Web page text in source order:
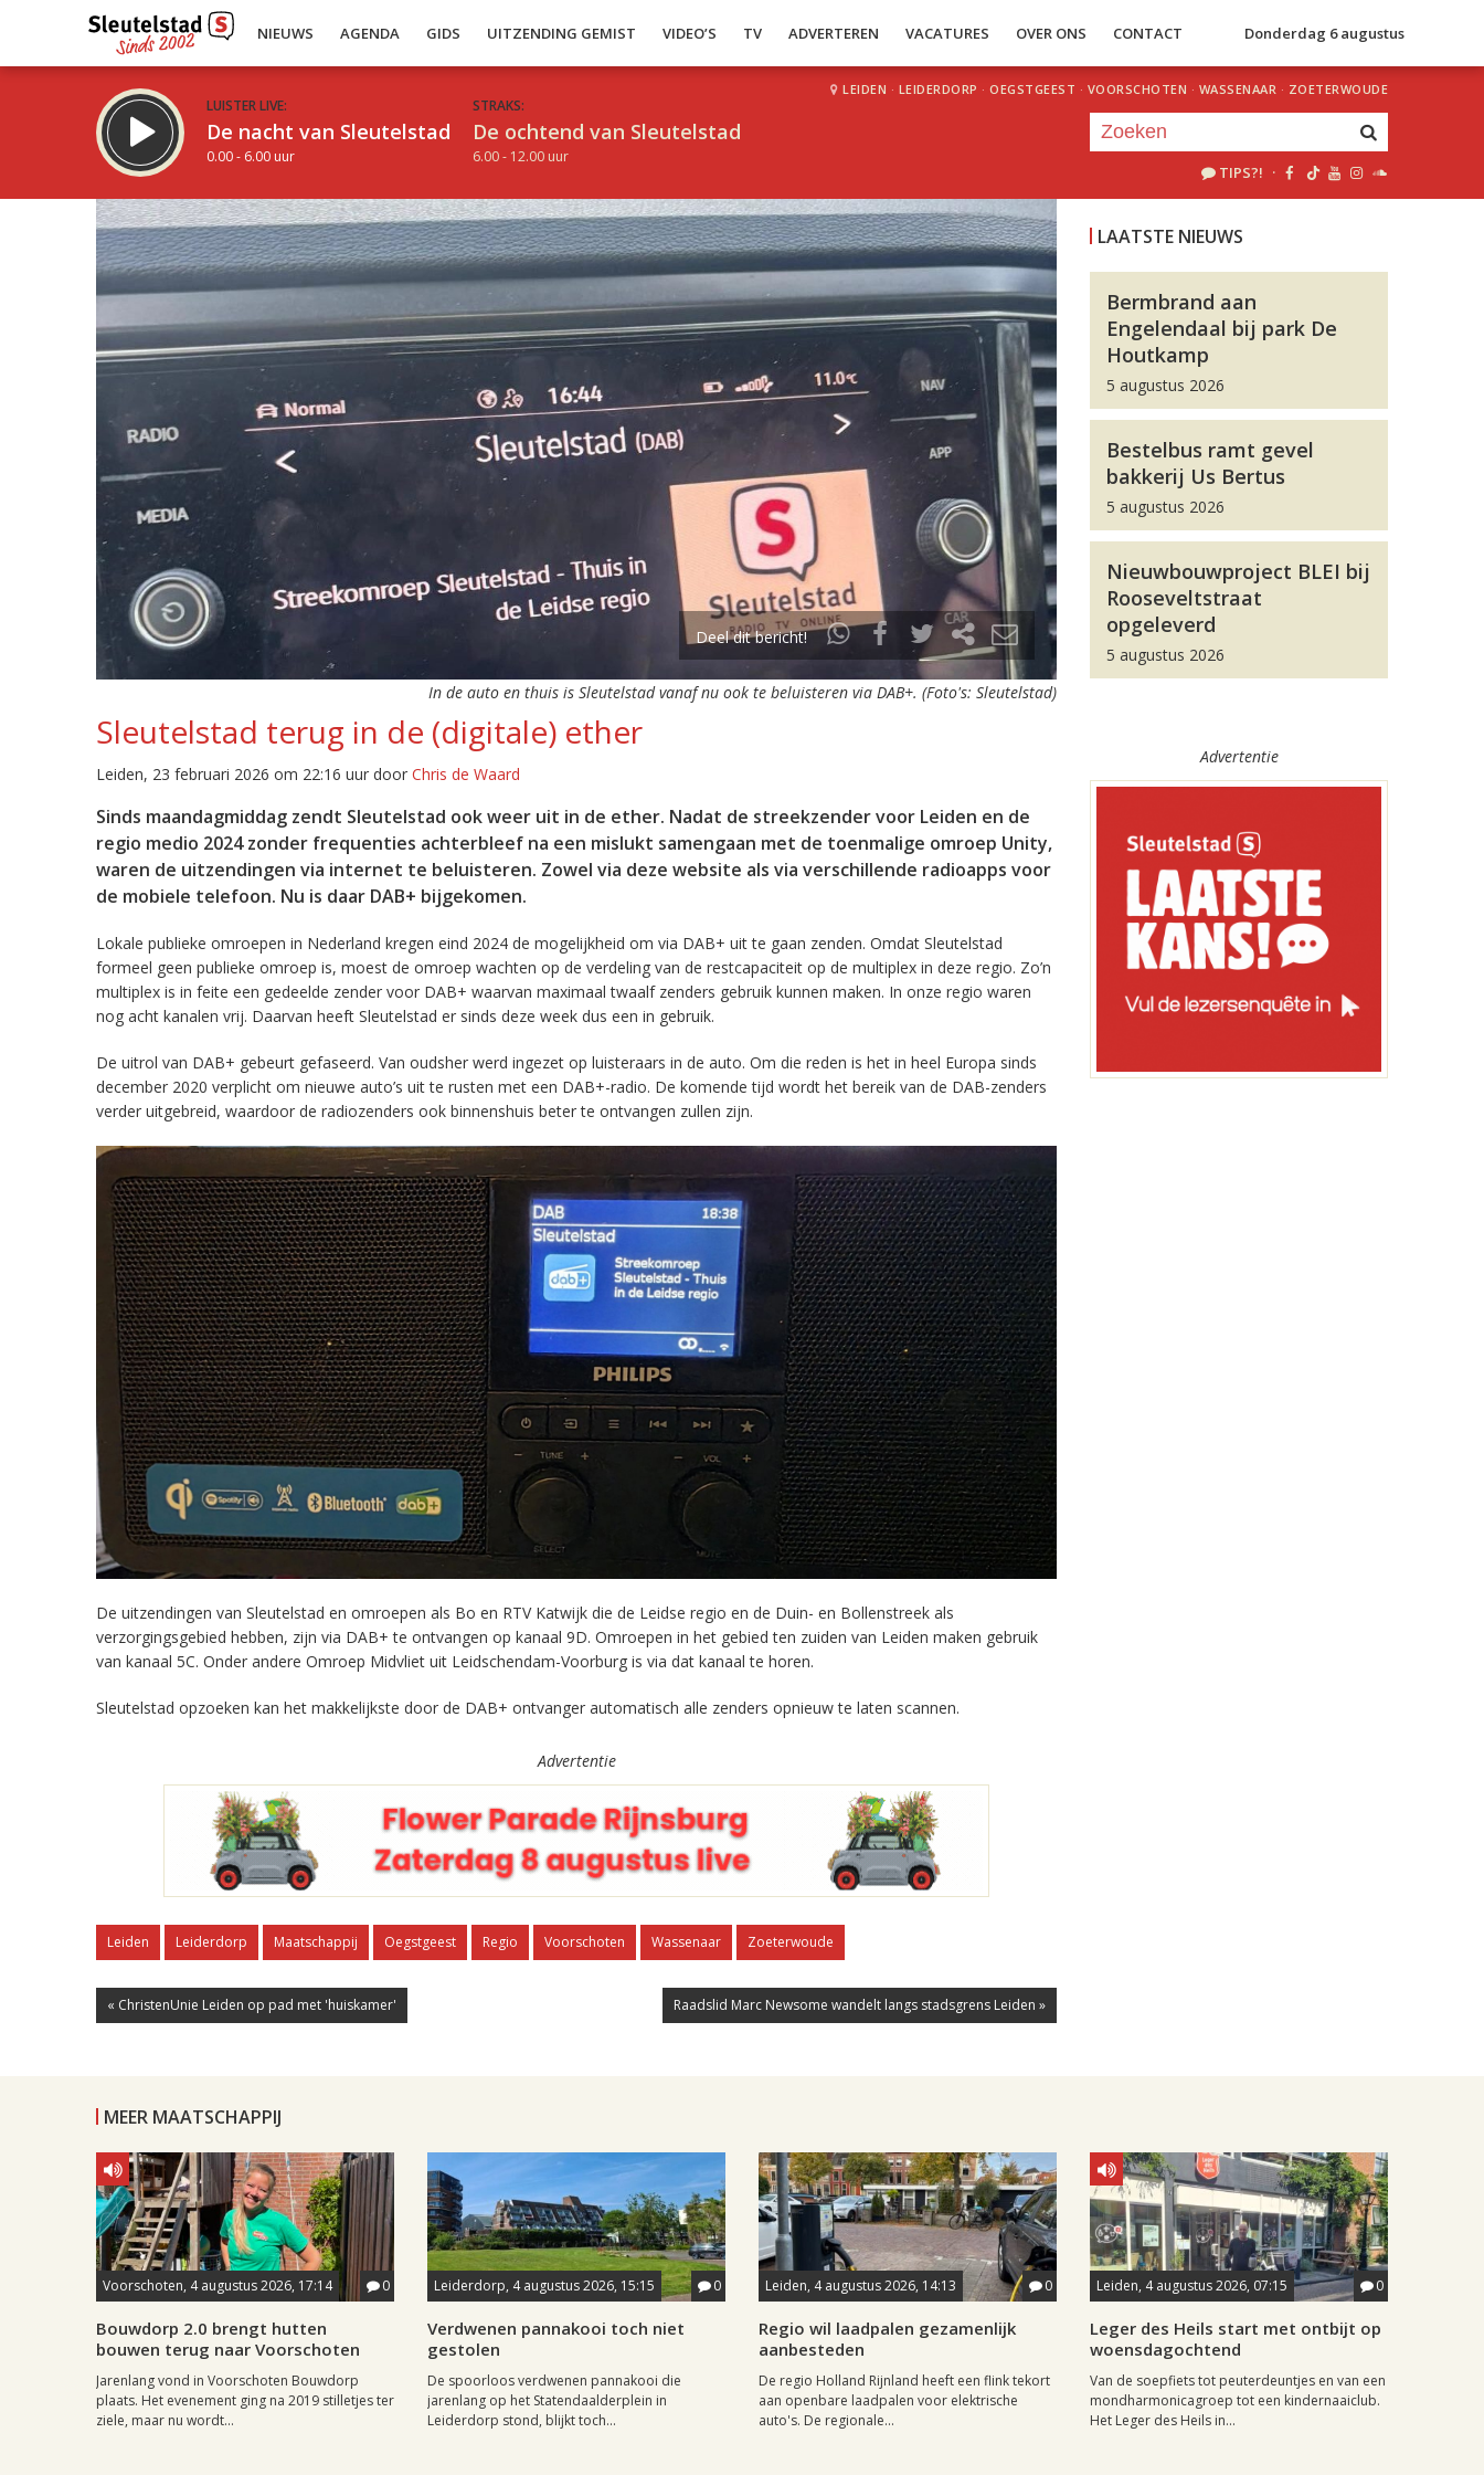
NIEUWS AGENDA GIDS UITZENDING GEMIST VIDEO’S TV ADVERTEREN VACATURES OVER ONS CONTACT Donderdag 6 augustus
LUISTER LIVE:
De nacht van Sleutelstad
0.00 - 6.00 uur
STRAKS:
De ochtend van Sleutelstad
6.00 - 12.00 uur
LEIDEN · LEIDERDORP · OEGSTGEEST · VOORSCHOTEN · WASSENAAR · ZOETERWOUDE
TIPS?! ·
Deel dit bericht!
In de auto en thuis is Sleutelstad vanaf nu ook te beluisteren via DAB+. (Foto's: Sleutelstad)
Sleutelstad terug in de (digitale) ether
Leiden, 23 februari 2026 om 22:16 uur door Chris de Waard
Sinds maandagmiddag zendt Sleutelstad ook weer uit in de ether. Nadat de streekzender voor Leiden en de
regio medio 2024 zonder frequenties achterbleef na een mislukt samengaan met de toenmalige omroep Unity,
waren de uitzendingen via internet te beluisteren. Zowel via deze website als via verschillende radioapps voor
de mobiele telefoon. Nu is daar DAB+ bijgekomen.
Lokale publieke omroepen in Nederland kregen eind 2024 de mogelijkheid om via DAB+ uit te gaan zenden. Omdat Sleutelstad
formeel geen publieke omroep is, moest de omroep wachten op de verdeling van de restcapaciteit op de multiplex in deze regio. Zo’n
multiplex is in feite een gedeelde zender voor DAB+ waarvan maximaal twaalf zenders gebruik kunnen maken. In onze regio waren
nog acht kanalen vrij. Daarvan heeft Sleutelstad er sinds deze week dus een in gebruik.
De uitrol van DAB+ gebeurt gefaseerd. Van oudsher werd ingezet op luisteraars in de auto. Om die reden is het in heel Europa sinds
december 2020 verplicht om nieuwe auto’s uit te rusten met een DAB+-radio. De komende tijd wordt het bereik van de DAB-zenders
verder uitgebreid, waardoor de radiozenders ook binnenshuis beter te ontvangen zullen zijn.
De uitzendingen van Sleutelstad en omroepen als Bo en RTV Katwijk die de Leidse regio en de Duin- en Bollenstreek als
verzorgingsgebied hebben, zijn via DAB+ te ontvangen op kanaal 9D. Omroepen in het gebied ten zuiden van Leiden maken gebruik
van kanaal 5C. Onder andere Omroep Midvliet uit Leidschendam-Voorburg is via dat kanaal te horen.
Sleutelstad opzoeken kan het makkelijkste door de DAB+ ontvanger automatisch alle zenders opnieuw te laten scannen.
Advertentie
Leiden Leiderdorp Maatschappij Oegstgeest Regio Voorschoten Wassenaar Zoeterwoude
« ChristenUnie Leiden op pad met 'huiskamer' Raadslid Marc Newsome wandelt langs stadsgrens Leiden »
LAATSTE NIEUWS
Bermbrand aan
Engelendaal bij park De
Houtkamp
5 augustus 2026
Bestelbus ramt gevel
bakkerij Us Bertus
5 augustus 2026
Nieuwbouwproject BLEI bij
Rooseveltstraat
opgeleverd
5 augustus 2026
Advertentie
MEER MAATSCHAPPIJ
Voorschoten, 4 augustus 2026, 17:14 0
Bouwdorp 2.0 brengt hutten
bouwen terug naar Voorschoten
Jarenlang vond in Voorschoten Bouwdorp
plaats. Het evenement ging na 2019 stilletjes ter
ziele, maar nu wordt...
Leiderdorp, 4 augustus 2026, 15:15 0
Verdwenen pannakooi toch niet
gestolen
De spoorloos verdwenen pannakooi die
jarenlang op het Statendaalderplein in
Leiderdorp stond, blijkt toch...
Leiden, 4 augustus 2026, 14:13 0
Regio wil laadpalen gezamenlijk
aanbesteden
De regio Holland Rijnland heeft een flink tekort
aan openbare laadpalen voor elektrische
auto's. De regionale...
Leiden, 4 augustus 2026, 07:15 0
Leger des Heils start met ontbijt op
woensdagochtend
Van de soepfiets tot peuterdeuntjes en van een
mondharmonicagroep tot een kindernaaiclub.
Het Leger des Heils in...